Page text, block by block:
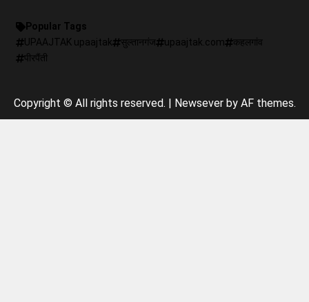
Popular Tags
UPAAJTAK upaajtak
सुल्तानगंज upaajtak.com
कहलगांव
पीरपैंती
Copyright © All rights reserved. | Newseverby AF themes.